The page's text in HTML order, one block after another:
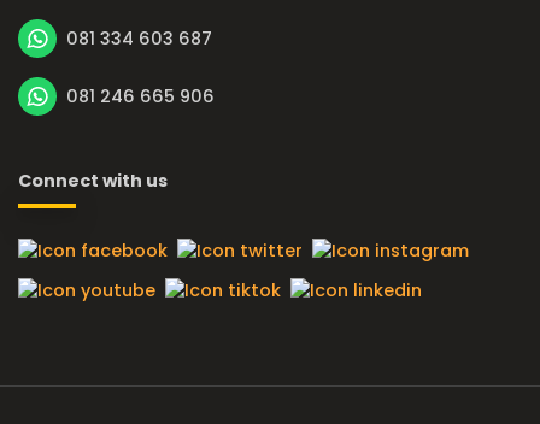
081 334 603 687
081 246 665 906
Connect with us